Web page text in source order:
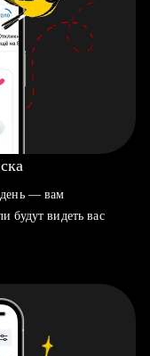
день — вам
будут видеть вас